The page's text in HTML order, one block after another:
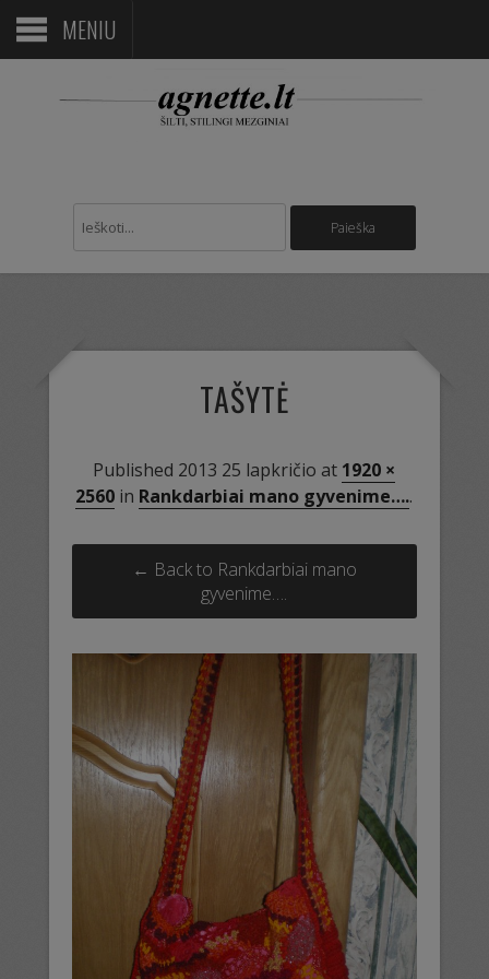
MENIU
TAŠYTĖ
Published 2013 25 lapkričio at 1920 ×
2560 in Rankdarbiai mano gyvenime…..
← Back to Rankdarbiai mano
gyvenime….